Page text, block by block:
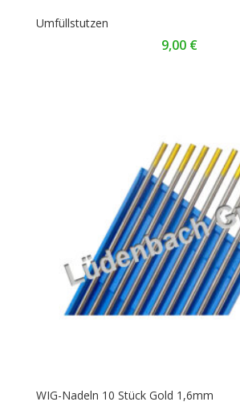
Umfüllstutzen
9,00 €
WIG-Nadeln 10 Stück Gold 1,6mm